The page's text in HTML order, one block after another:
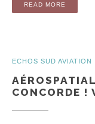
READ MORE
ECHOS SUD AVIATION
CONCORDE !